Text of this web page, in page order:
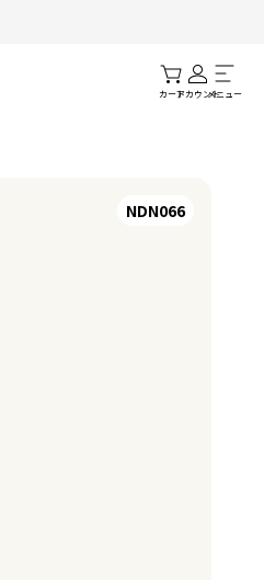
カートアカウントメニュー
NDN066